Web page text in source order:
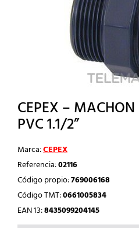
CEPEX –
PVC 1.1/2”
Marca:CEPEX
Referencia:02116
Código propio:769006168
Código TMT:0661005834
EAN 13:8435099204145